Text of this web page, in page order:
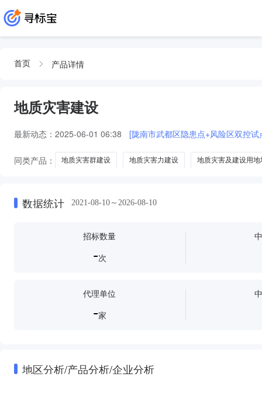
首页 产品详情
地质灾害建设
最新动态： 2025-06-01 06:38 [陇南市武都区隐患点+风险区双控
同类产品： 地质灾害群建设 地质灾害力建设 地质灾害及建设用
数据统计 2021-08-10～2026-08-10
招标数量
-次
代理单位
-家
地区分析/产品分析/企业分析